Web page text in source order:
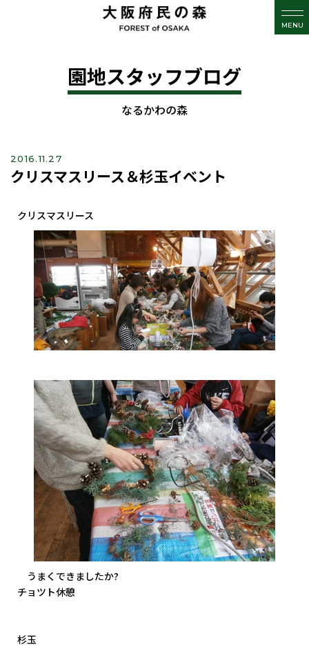
MENU
園地スタッフブログ
なるかわの森
2016.11.27
クリスマスリース＆杉玉イベント
クリスマスリース
うまくできましたか?
チョツト休憩
杉玉